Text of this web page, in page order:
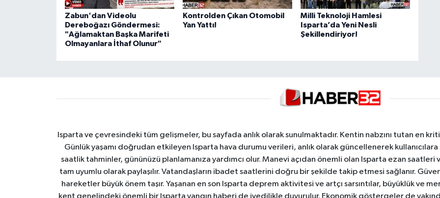
Zabun'dan Videolu
Dereboğazı Göndermesi:
"Ağlamaktan Başka Marifeti
Olmayanlara İthaf Olunur"
Kontrolden Çıkan Otomobil
Yan Yattı!
Milli Teknoloji Hamlesi
Isparta’da Yeni Nesli
Şekillendiriyor!
Isparta ve çevresindeki tüm gelişmeler, bu sayfada anlık olarak sunulmaktadır. Kentin nabzını tutan en
Günlük yaşamı doğrudan etkileyen Isparta hava durumu verileri, anlık olarak güncellenerek
saatlik tahminler, gününüzü planlamanıza yardımcı olur. Manevi açıdan önemli olan Isparta ezan
tam uyumlu olarak paylaşılır. Vatandaşların ibadet saatlerini doğru bir şekilde takip etmesi sağlanır.
hareketler büyük önem taşır. Yaşanan en son Isparta deprem aktivitesi ve artçı sarsıntılar, büyüklük ve
kent genelindeki önemli bir Isparta yangın haberi de ivedilikle duyurulur. Ekonomik göstergeler de